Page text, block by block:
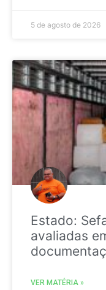
5 de agosto de 2026
Estado:
avaliadas
VER MATÉRIA »